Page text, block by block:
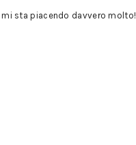
sta piacendo davvero molto!